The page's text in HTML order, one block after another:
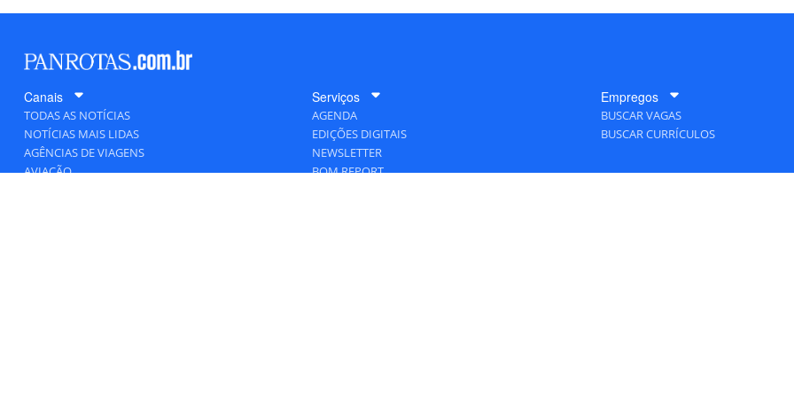
Canais
TODAS AS NOTÍCIAS
NOTÍCIAS MAIS LIDAS
AGÊNCIAS DE VIAGENS
AVIAÇÃO
Serviços
AGENDA
EDIÇÕES DIGITAIS
NEWSLETTER
BOM REPORT
Empregos
BUSCAR VAGAS
BUSCAR CURRÍCULOS